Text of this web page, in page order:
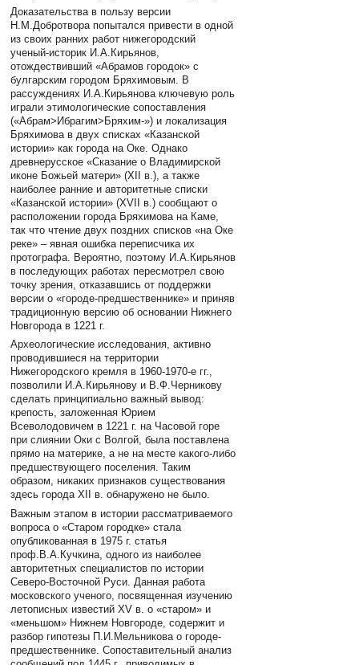
Доказательства в пользу версии
Н.М.Добротвора попытался привести в одной
из своих ранних работ нижегородский
ученый-историк И.А.Кирьянов,
отождествивший «Абрамов городок» с
булгарским городом Бряхимовым. В
рассуждениях И.А.Кирьянова ключевую роль
играли этимологические сопоставления
(«Абрам>Ибрагим>Бряхим-») и локализация
Бряхимова в двух списках «Казанской
истории» как города на Оке. Однако
древнерусское «Сказание о Владимирской
иконе Божьей матери» (XII в.), а также
наиболее ранние и авторитетные списки
«Казанской истории» (XVII в.) сообщают о
расположении города Бряхимова на Каме,
так что чтение двух поздних списков «на Оке
реке» – явная ошибка переписчика их
протографа. Вероятно, поэтому И.А.Кирьянов
в последующих работах пересмотрел свою
точку зрения, отказавшись от поддержки
версии о «городе-предшественнике» и приняв
традиционную версию об основании Нижнего
Новгорода в 1221 г.
Археологические исследования, активно
проводившиеся на территории
Нижегородского кремля в 1960-1970-е гг.,
позволили И.А.Кирьянову и В.Ф.Черникову
сделать принципиально важный вывод:
крепость, заложенная Юрием
Всеволодовичем в 1221 г. на Часовой горе
при слиянии Оки с Волгой, была поставлена
прямо на материке, а не на месте какого-либо
предшествующего поселения. Таким
образом, никаких признаков существования
здесь города XII в. обнаружено не было.
Важным этапом в истории рассматриваемого
вопроса о «Старом городке» стала
опубликованная в 1975 г. статья
проф.В.А.Кучкина, одного из наиболее
авторитетных специалистов по истории
Северо-Восточной Руси. Данная работа
московского ученого, посвященная изучению
летописных известий XV в. о «старом» и
«меньшом» Нижнем Новгороде, содержит и
разбор гипотезы П.И.Мельникова о городе-
предшественнике. Сопоставительный анализ